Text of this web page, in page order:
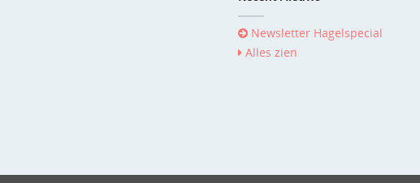
Newsletter Hagelspecial
Alles zien